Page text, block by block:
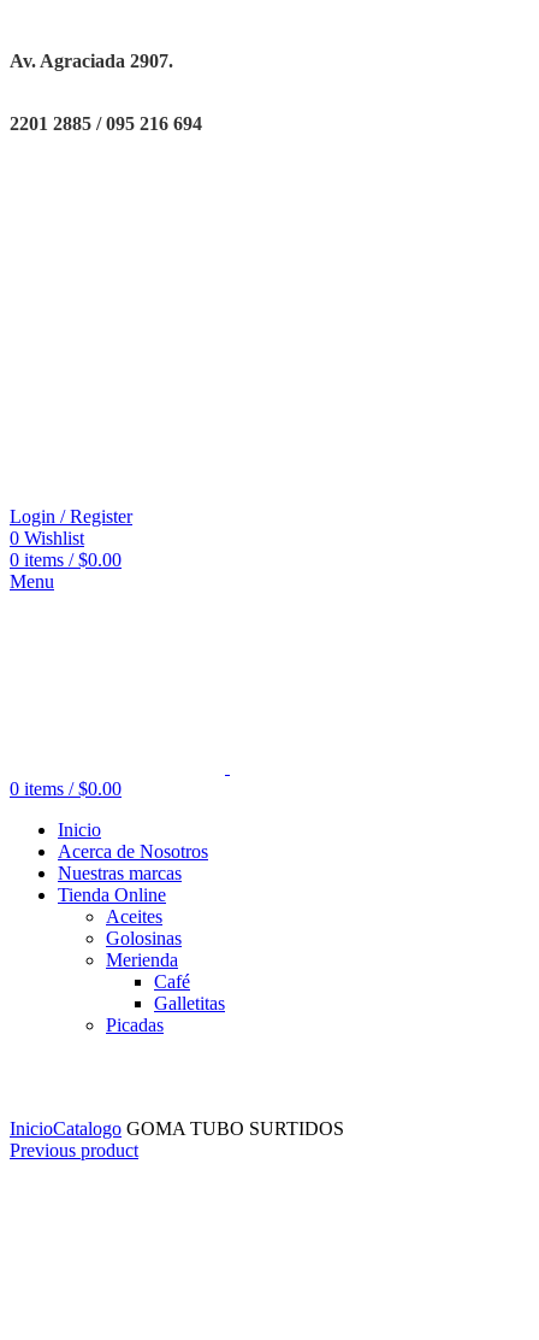
Av. Agraciada 2907.
2201 2885 / 095 216 694
Login / Register
0 Wishlist
0 items / $0.00
Menu
0 items / $0.00
Inicio
Acerca de Nosotros
Nuestras marcas
Tienda Online
Aceites
Golosinas
Merienda
Café
Galletitas
Picadas
InicioCatalogo GOMA TUBO SURTIDOS
Previous product